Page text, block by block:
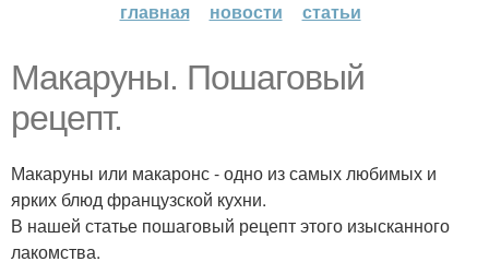
главная новости статьи
Макаруны. Пошаговый
рецепт.
Макаруны или макаронс - одно из самых любимых и
ярких блюд французской кухни.
В нашей статье пошаговый рецепт этого изысканного
лакомства.